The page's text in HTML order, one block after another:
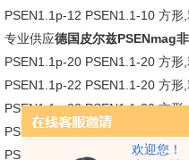
欢迎您！
PSEN1.1p-12 PSEN1.1-10 方
专业供应德国皮尔兹PSENmag
PSEN1.1p-20 PSEN1.1-20 方
PSEN1.1p-22 PSEN1.1-20 方
PSEN1.1p-23 PSEN1.1-20 方
PSEN 1.1p-29 PSEN1.1-20 方
PSEN1.1p-25 PSEN1.1-20 方